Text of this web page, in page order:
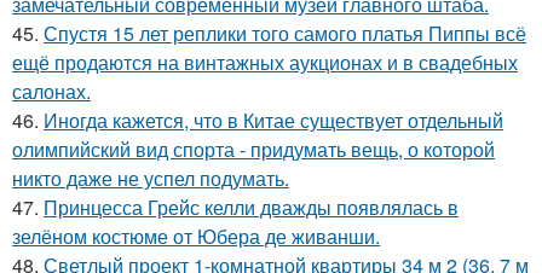
45. Спустя 15 лет реплики того самого платья Пиппы всё
ещё продаются на винтажных аукционах и в свадебных
салонах.
46. Иногда кажется, что в Китае существует отдельный
олимпийский вид спорта - придумать вещь, о которой
никто даже не успел подумать.
47. Принцесса Грейс келли дважды появлялась в
зелёном костюме от Юбера де живанши.
48. Светлый проект 1-комнатной квартиры 34 м 2 (36, 7 м